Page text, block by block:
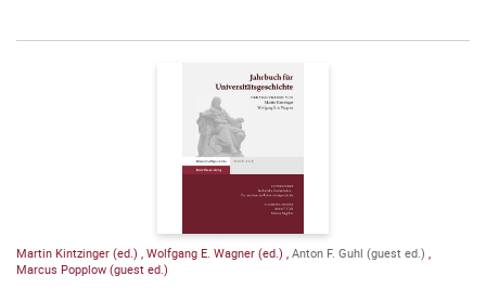
Martin Kintzinger (ed.) Wolfgang E. Wagner (ed.) Anton F. Guhl (guest ed.)
Marcus Popplow (guest ed.)